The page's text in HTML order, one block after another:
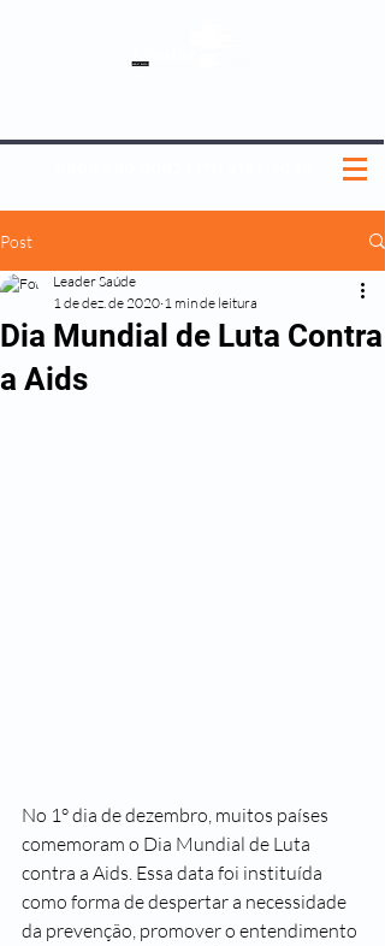
Post
Dia Mundial de Luta Contra
a Aids
Leader Saúde
1 de dez. de 2020 1 min de leitura
No 1° dia de dezembro, muitos países
comemoram o Dia Mundial de Luta
contra a Aids. Essa data foi instituída
como forma de despertar a necessidade
da prevenção, promover o entendimento